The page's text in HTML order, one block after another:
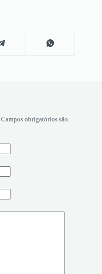
Campos obrigatórios são